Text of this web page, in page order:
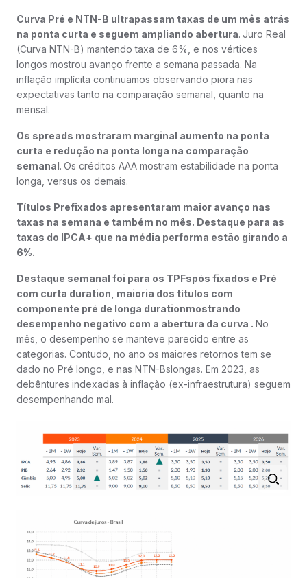
Curva Pré e NTN-B ultrapassam taxas de um mês atrás
na ponta curta e seguem ampliando abertura. Juro Real
(Curva NTN-B) mantendo taxa de 6%, e nos vértices
longos mostrou avanço frente a semana passada. Na
inflação implícita continuamos observando piora nas
expectativas tanto na comparação semanal, quanto na
mensal.
Os spreads mostraram marginal aumento na ponta
curta e redução na ponta longa na comparação
semanal. Os créditos AAA mostram estabilidade na ponta
longa, versus os demais.
Títulos Prefixados apresentaram maior avanço nas
taxas na semana e também no mês. Destaque para as
taxas do IPCA+ que na média performa estão girando a
6%.
Destaque semanal foi para os TPFspós fixados e Pré
com curta duration, maioria dos títulos com
componente pré de longa durationmostrando
desempenho negativo com a abertura da curva . No
mês, o desempenho se manteve parecido entre as
categorias. Contudo, no ano os maiores retornos tem se
dado no Pré longo, e nas NTN-Bslongas. Em 2023, as
debêntures indexadas à inflação (ex-infraestrutura) seguem
desempenhando mal.